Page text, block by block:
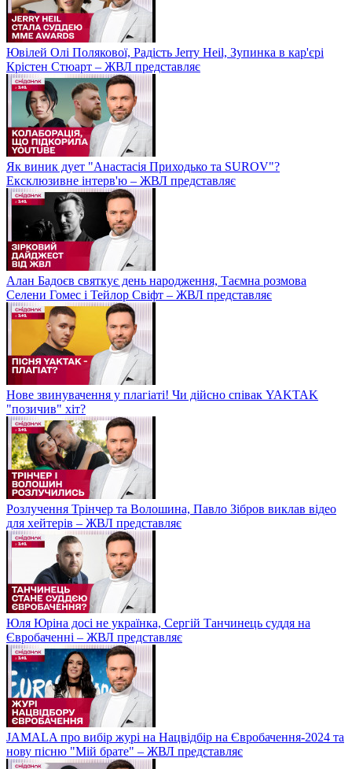
Ювілей Олі Полякової, Радість Jerry Heil, Зупинка в кар'єрі
Крістен Стюарт – ЖВЛ представляє
Як виник дует "Анастасія Приходько та SUROV"?
Ексклюзивне інтерв'ю – ЖВЛ представляє
Алан Бадоєв святкує день народження, Таємна розмова
Селени Гомес і Тейлор Свіфт – ЖВЛ представляє
Нове звинувачення у плагіаті! Чи дійсно співак YAKTAK
"позичив" хіт?
Розлучення Трінчер та Волошина, Павло Зібров виклав відео
для хейтерів – ЖВЛ представляє
Юля Юріна досі не українка, Сергій Танчинець суддя на
Євробаченні – ЖВЛ представляє
JAMALA про вибір журі на Нацвідбір на Євробачення-2024 та
нову пісню "Мій брате" – ЖВЛ представляє